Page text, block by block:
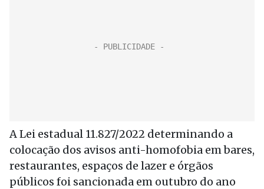
A Lei estadual 11.827/2022 determinando a
colocação dos avisos anti-homofobia em bares,
restaurantes, espaços de lazer e órgãos
públicos foi sancionada em outubro do ano